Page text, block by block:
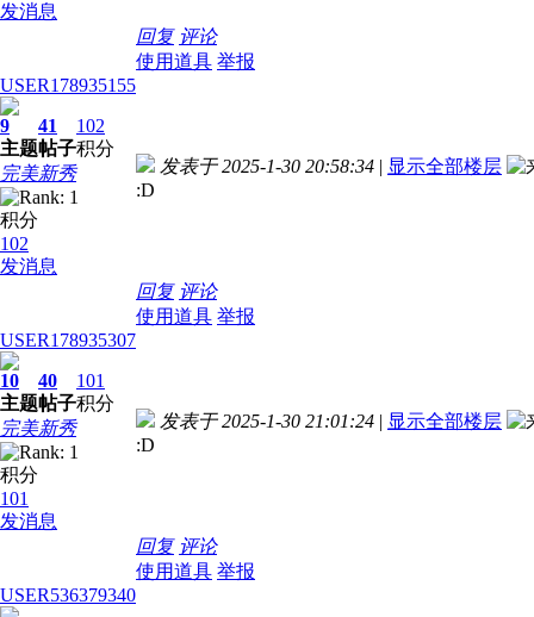
发消息
回复 评论
使用道具 举报
USER178935155
9
主题
41
帖子
102
积分
完美新秀
积分
102
发消息
发表于 2025-1-30 20:58:34 | 显示全部楼层
:D
回复 评论
使用道具 举报
USER178935307
10
主题
40
帖子
101
积分
完美新秀
积分
101
发消息
发表于 2025-1-30 21:01:24 | 显示全部楼层
:D
回复 评论
使用道具 举报
USER536379340